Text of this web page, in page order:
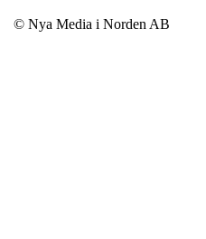
© Nya Media i Norden AB